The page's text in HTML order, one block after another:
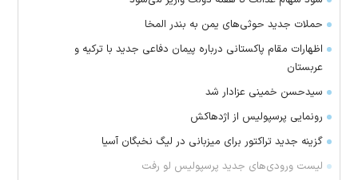
حملات جدید حوثی‌های یمن به بندر المخا
اظهارات مقام پاکستانی درباره پیمان دفاعی جدید با ترکیه و
عربستان
سیدحسن خمینی عزادار شد
رونمایی پرسپولیس از اژدهاکش
گزینه جدید تراکتور برای میزبانی در لیگ نخبگان آسیا
لیست ورودی‌های جدید پرسپولیس لو رفت